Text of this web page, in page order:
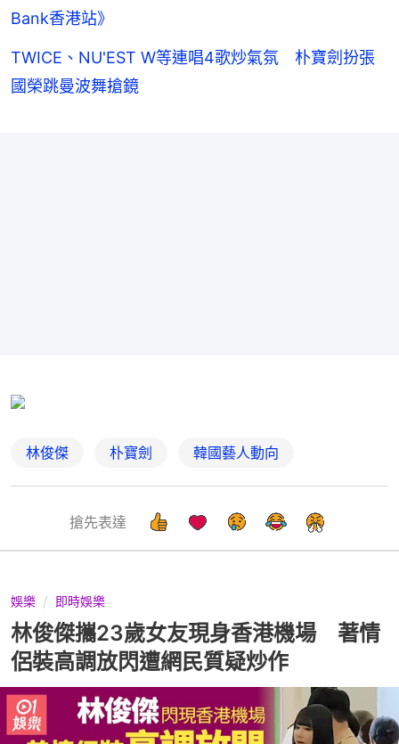
Bank香港站》
TWICE、NU'EST W等連唱4歌炒氣氛 朴寶劍扮張
國榮跳曼波舞搶鏡
林俊傑 朴寶劍 韓國藝人動向
搶先表達
娛樂 即時娛樂
林俊傑攜23歲女友現身香港機場 著情
侶裝高調放閃遭網民質疑炒作